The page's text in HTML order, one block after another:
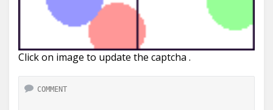
Click on image to update the captcha .